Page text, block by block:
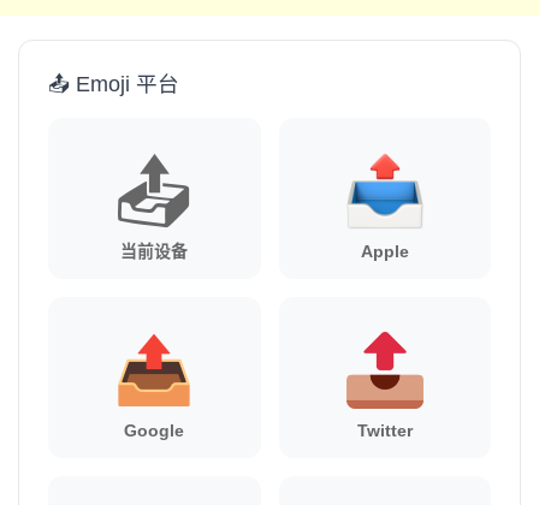
📤 Emoji 平台
📤
当前设备 Apple
Google Twitter